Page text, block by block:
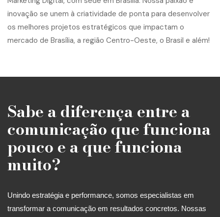
Sabe a diferença entre a
comunicação que funciona
pouco e a que funciona
muito?
Unindo estratégia e performance, somos especialistas em
transformar a comunicação em resultados concretos. Nossas